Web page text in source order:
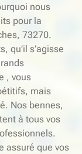
nous
pour la
73270.
qu’il s’agisse
, vous
mais
Nos bennes,
à tous vos
assuré que vos